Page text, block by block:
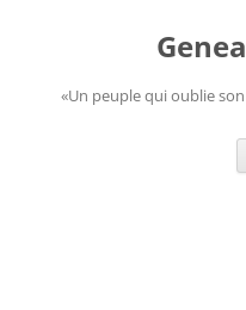
«Un peuple qui oublie